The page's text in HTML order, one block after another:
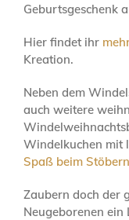
Geburtsgeschenk
Hier findet ihr
Kreation.
Neben dem
auch weitere
Windelkuchen mit
Spaß beim
Zaubern doch der
Neugeborenen ein